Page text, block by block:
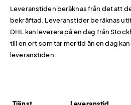
Leveranstiden beräknas från det att
bekräftad. Leveranstider beräknas
DHL kan leverera på en dag från
till en ort som tar mer tid än en dag
leveranstiden.